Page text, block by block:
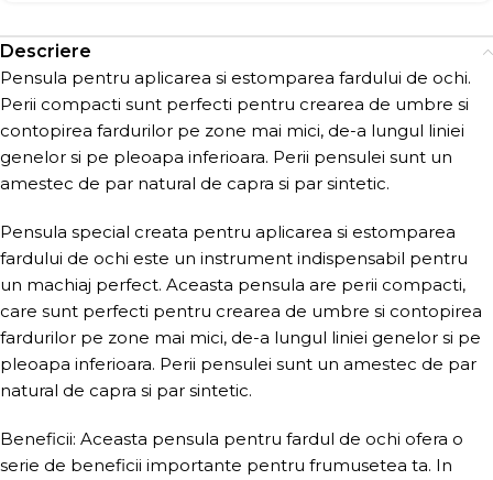
Descriere
Pensula pentru aplicarea si estomparea fardului de ochi.
Perii compacti sunt perfecti pentru crearea de umbre si
contopirea fardurilor pe zone mai mici, de-a lungul liniei
genelor si pe pleoapa inferioara. Perii pensulei sunt un
amestec de par natural de capra si par sintetic.
Pensula special creata pentru aplicarea si estomparea
fardului de ochi este un instrument indispensabil pentru
un machiaj perfect. Aceasta pensula are perii compacti,
care sunt perfecti pentru crearea de umbre si contopirea
fardurilor pe zone mai mici, de-a lungul liniei genelor si pe
pleoapa inferioara. Perii pensulei sunt un amestec de par
natural de capra si par sintetic.
Beneficii: Aceasta pensula pentru fardul de ochi ofera o
serie de beneficii importante pentru frumusetea ta. In